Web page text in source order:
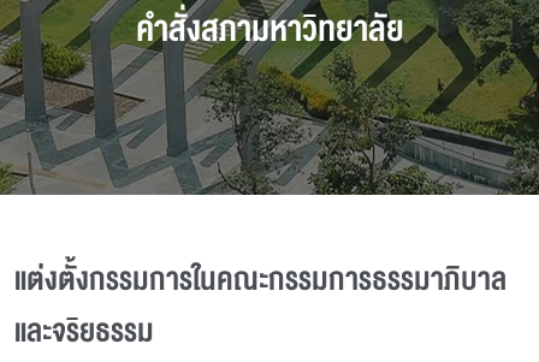
คำสั่งสภามหาวิทยาลัย
แต่งตั้งกรรมการในคณะกรรมการธรรมาภิบาล
และจริยธรรม